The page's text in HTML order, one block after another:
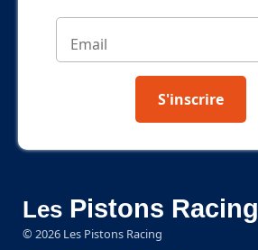
S'inscrire
Les Pistons Racing
© 2026 Les Pistons Racing